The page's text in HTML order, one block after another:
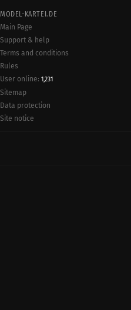
MODEL-KARTEI.DE
Main Page
Support & help
Terms and conditions
Rules
User online: 1,231
Sitemap
Data protection
Site notice